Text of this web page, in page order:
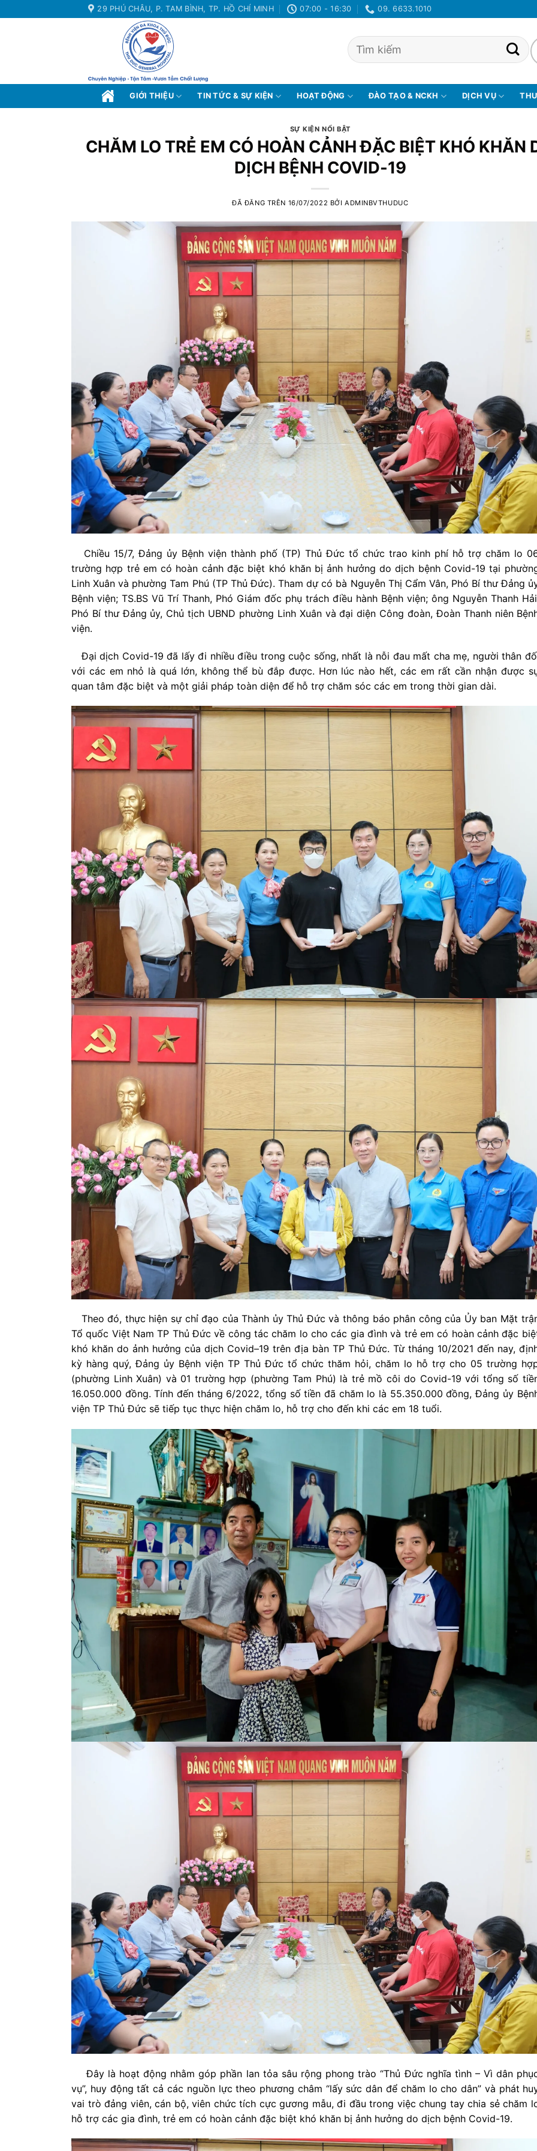
đến
29 PHÚ CHÂU, P. TAM BÌNH, TP. HỒ CHÍ MINH 07:00 - 16:30 09. 6633.1010
GIỚI THIỆU TIN TỨC & SỰ KIỆN HOẠT ĐỘNG ĐÀO TẠO & NCKH DỊCH VỤ
SỰ KIỆN NỔI BẬT
CHĂM LO TRẺ EM CÓ HOÀN CẢNH ĐẶC BIỆT KHÓ KHĂN
DỊCH BỆNH COVID-19
ĐÃ ĐĂNG TRÊN 16/07/2022 BỞI ADMINBVTHUDUC
Chiều 15/7, Đảng ủy Bệnh viện thành phố (TP) Thủ Đức tổ chức trao kinh phí hỗ trợ chăm lo
trường hợp trẻ em có hoàn cảnh đặc biệt khó khăn bị ảnh hưởng do dịch bệnh Covid-19 tại
Linh Xuân và phường Tam Phú (TP Thủ Đức). Tham dự có bà Nguyễn Thị Cẩm Vân, Phó Bí thư Đảng
Bệnh viện; TS.BS Vũ Trí Thanh, Phó Giám đốc phụ trách điều hành Bệnh viện; ông Nguyễn Thanh
Phó Bí thư Đảng ủy, Chủ tịch UBND phường Linh Xuân và đại diện Công đoàn, Đoàn Thanh niên
viện.
Đại dịch Covid-19 đã lấy đi nhiều điều trong cuộc sống, nhất là nỗi đau mất cha mẹ, người thân
với các em nhỏ là quá lớn, không thể bù đắp được. Hơn lúc nào hết, các em rất cần nhận được
quan tâm đặc biệt và một giải pháp toàn diện để hỗ trợ chăm sóc các em trong thời gian dài.
Theo đó, thực hiện sự chỉ đạo của Thành ủy Thủ Đức và thông báo phân công của Ủy ban Mặt
Tổ quốc Việt Nam TP Thủ Đức về công tác chăm lo cho các gia đình và trẻ em có hoàn cảnh đặc
khó khăn do ảnh hưởng của dịch Covid–19 trên địa bàn TP Thủ Đức. Từ tháng 10/2021 đến nay,
kỳ hàng quý, Đảng ủy Bệnh viện TP Thủ Đức tổ chức thăm hỏi, chăm lo hỗ trợ cho 05 trường
(phường Linh Xuân) và 01 trường hợp (phường Tam Phú) là trẻ mồ côi do Covid-19 với tổng số
16.050.000 đồng. Tính đến tháng 6/2022, tổng số tiền đã chăm lo là 55.350.000 đồng, Đảng ủy
viện TP Thủ Đức sẽ tiếp tục thực hiện chăm lo, hỗ trợ cho đến khi các em 18 tuổi.
Đây là hoạt động nhằm góp phần lan tỏa sâu rộng phong trào “Thủ Đức nghĩa tình – Vì dân
vụ”, huy động tất cả các nguồn lực theo phương châm “lấy sức dân để chăm lo cho dân” và phát
vai trò đảng viên, cán bộ, viên chức tích cực gương mẫu, đi đầu trong việc chung tay chia sẻ chăm
hỗ trợ các gia đình, trẻ em có hoàn cảnh đặc biệt khó khăn bị ảnh hưởng do dịch bệnh Covid-19.